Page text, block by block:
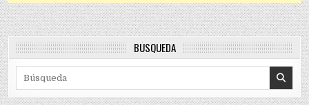
BÚSQUEDA
Search for: